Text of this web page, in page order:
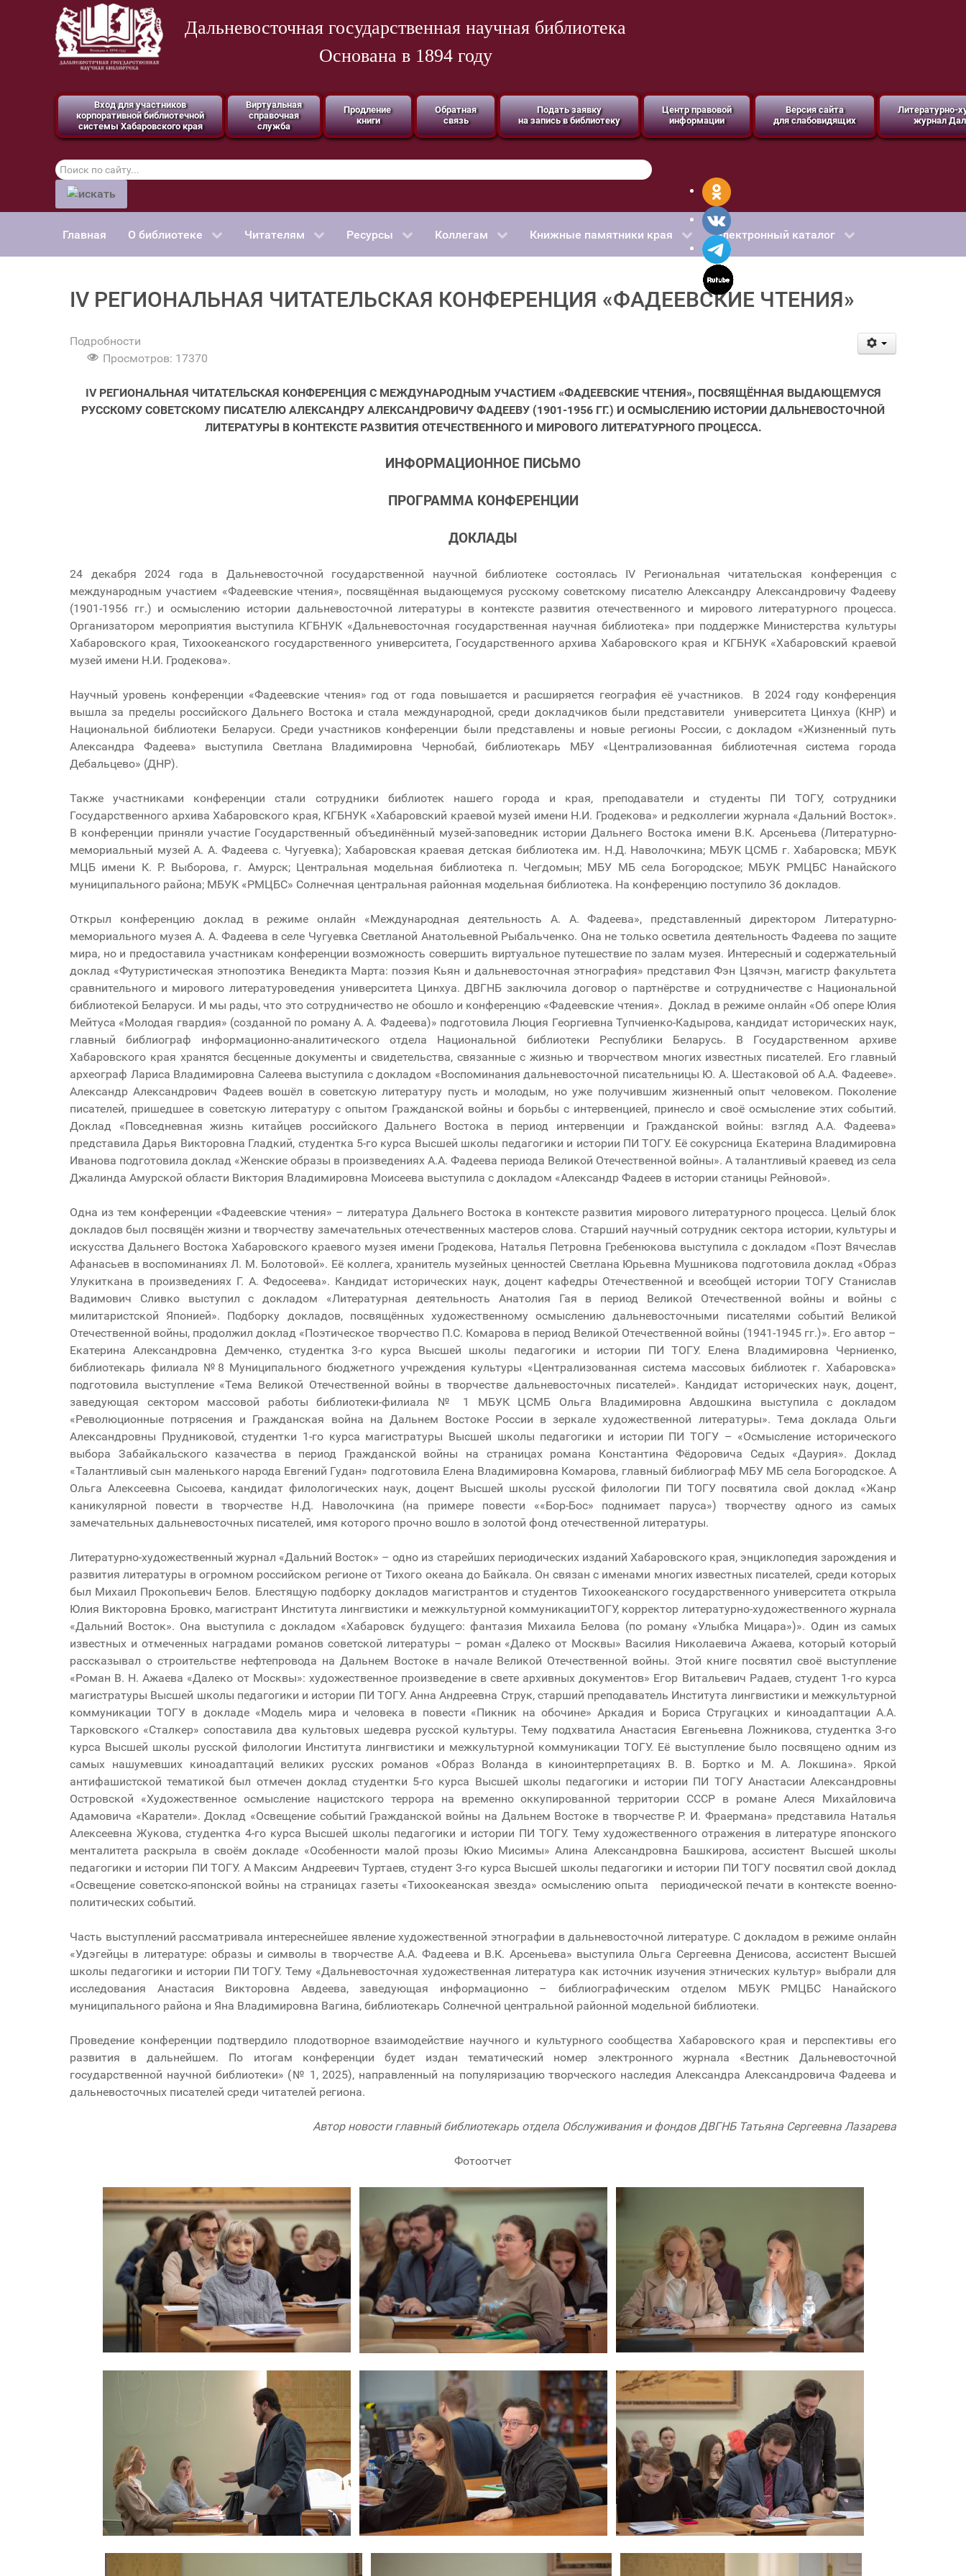
Дальневосточная государственная научная библиотека
Основана в 1894 году
Вход для участников
корпоративной библиотечной
системы Хабаровского края
Виртуальная
справочная
служба
Продление
книги
Обратная
связь
Подать заявку
на запись в библиотеку
Центр правовой
информации
Версия сайта
для слабовидящих
Литературно-
журнал
Поиск
по
сайту
Главная О библиотеке Читателям Ресурсы Коллегам Книжные памятники края Электронный каталог
IV РЕГИОНАЛЬНАЯ ЧИТАТЕЛЬСКАЯ КОНФЕРЕНЦИЯ «ФАДЕЕВСКИЕ ЧТЕНИЯ»
Подробности
Просмотров: 17370
IVРЕГИОНАЛЬНАЯ ЧИТАТЕЛЬСКАЯ КОНФЕРЕНЦИЯ С МЕЖДУНАРОДНЫМ УЧАСТИЕМ «ФАДЕЕВСКИЕ ЧТЕНИЯ», ПОСВЯЩЁННАЯ ВЫДАЮЩЕМУСЯ
РУССКОМУ СОВЕТСКОМУ ПИСАТЕЛЮ АЛЕКСАНДРУ АЛЕКСАНДРОВИЧУ ФАДЕЕВУ (1901-1956 ГГ.) И ОСМЫСЛЕНИЮ ИСТОРИИ ДАЛЬНЕВОСТОЧНОЙ
ЛИТЕРАТУРЫ В КОНТЕКСТЕ РАЗВИТИЯ ОТЕЧЕСТВЕННОГО И МИРОВОГО ЛИТЕРАТУРНОГО ПРОЦЕССА.
ИНФОРМАЦИОННОЕ ПИСЬМО
ПРОГРАММА КОНФЕРЕНЦИИ
ДОКЛАДЫ
24 декабря 2024 года в Дальневосточной государственной научной библиотеке состоялась IV Региональная читательская конференция с
международным участием «Фадеевские чтения», посвящённая выдающемуся русскому советскому писателю Александру Александровичу Фадееву
(1901-1956 гг.) и осмыслению истории дальневосточной литературы в контексте развития отечественного и мирового литературного процесса.
Организатором мероприятия выступила КГБНУК «Дальневосточная государственная научная библиотека» при поддержке Министерства культуры
Хабаровского края, Тихоокеанского государственного университета, Государственного архива Хабаровского края и КГБНУК «Хабаровский краевой
музей имени Н.И. Гродекова».
Научный уровень конференции «Фадеевские чтения» год от года повышается и расширяется география её участников. В 2024 году конференция
вышла за пределы российского Дальнего Востока и стала международной, среди докладчиков были представители университета Цинхуа (КНР) и
Национальной библиотеки Беларуси. Среди участников конференции были представлены и новые регионы России, с докладом «Жизненный путь
Александра Фадеева» выступила Светлана Владимировна Чернобай, библиотекарь МБУ «Централизованная библиотечная система города
Дебальцево» (ДНР).
Также участниками конференции стали сотрудники библиотек нашего города и края, преподаватели и студенты ПИ ТОГУ, сотрудники
Государственного архива Хабаровского края, КГБНУК «Хабаровский краевой музей имени Н.И. Гродекова» и редколлегии журнала «Дальний Восток».
В конференции приняли участие Государственный объединённый музей-заповедник истории Дальнего Востока имени В.К. Арсеньева (Литературно-
мемориальный музей А. А. Фадеева с. Чугуевка); Хабаровская краевая детская библиотека им. Н.Д. Наволочкина; МБУК ЦСМБ г. Хабаровска; МБУК
МЦБ имени К. Р. Выборова, г. Амурск; Центральная модельная библиотека п. Чегдомын; МБУ МБ села Богородское; МБУК РМЦБС Нанайского
муниципального района; МБУК «РМЦБС» Солнечная центральная районная модельная библиотека. На конференцию поступило 36 докладов.
Открыл конференцию доклад в режиме онлайн «Международная деятельность А. А. Фадеева», представленный директором Литературно-
мемориального музея А. А. Фадеева в селе Чугуевка Светланой Анатольевной Рыбальченко. Она не только осветила деятельность Фадеева по защите
мира, но и предоставила участникам конференции возможность совершить виртуальное путешествие по залам музея. Интересный и содержательный
доклад «Футуристическая этнопоэтика Венедикта Марта: поэзия Кьян и дальневосточная этнография» представил Фэн Цзячэн, магистр факультета
сравнительного и мирового литературоведения университета Цинхуа. ДВГНБ заключила договор о партнёрстве и сотрудничестве с Национальной
библиотекой Беларуси. И мы рады, что это сотрудничество не обошло и конференцию «Фадеевские чтения». Доклад в режиме онлайн «Об опере Юлия
Мейтуса «Молодая гвардия» (созданной по роману А. А. Фадеева)» подготовила Люция Георгиевна Тупчиенко-Кадырова, кандидат исторических наук,
главный библиограф информационно-аналитического отдела Национальной библиотеки Республики Беларусь. В Государственном архиве
Хабаровского края хранятся бесценные документы и свидетельства, связанные с жизнью и творчеством многих известных писателей. Его главный
археограф Лариса Владимировна Салеева выступила с докладом «Воспоминания дальневосточной писательницы Ю. А. Шестаковой об А.А. Фадееве».
Александр Александрович Фадеев вошёл в советскую литературу пусть и молодым, но уже получившим жизненный опыт человеком. Поколение
писателей, пришедшее в советскую литературу с опытом Гражданской войны и борьбы с интервенцией, принесло и своё осмысление этих событий.
Доклад «Повседневная жизнь китайцев российского Дальнего Востока в период интервенции и Гражданской войны: взгляд А.А. Фадеева»
представила Дарья Викторовна Гладкий, студентка 5-го курса Высшей школы педагогики и истории ПИ ТОГУ. Её сокурсница Екатерина Владимировна
Иванова подготовила доклад «Женские образы в произведениях А.А. Фадеева периода Великой Отечественной войны». А талантливый краевед из села
Джалинда Амурской области Виктория Владимировна Моисеева выступила с докладом «Александр Фадеев в истории станицы Рейновой».
Одна из тем конференции «Фадеевские чтения» – литература Дальнего Востока в контексте развития мирового литературного процесса. Целый блок
докладов был посвящён жизни и творчеству замечательных отечественных мастеров слова. Старший научный сотрудник сектора истории, культуры и
искусства Дальнего Востока Хабаровского краевого музея имени Гродекова, Наталья Петровна Гребенюкова выступила с докладом «Поэт Вячеслав
Афанасьев в воспоминаниях Л. М. Болотовой». Её коллега, хранитель музейных ценностей Светлана Юрьевна Мушникова подготовила доклад «Образ
Улукиткана в произведениях Г. А. Федосеева». Кандидат исторических наук, доцент кафедры Отечественной и всеобщей истории ТОГУ Станислав
Вадимович Сливко выступил с докладом «Литературная деятельность Анатолия Гая в период Великой Отечественной войны и войны с
милитаристской Японией». Подборку докладов, посвящённых художественному осмыслению дальневосточными писателями событий Великой
Отечественной войны, продолжил доклад «Поэтическое творчество П.С. Комарова в период Великой Отечественной войны (1941-1945 гг.)». Его автор –
Екатерина Александровна Демченко, студентка 3-го курса Высшей школы педагогики и истории ПИ ТОГУ. Елена Владимировна Черниенко,
библиотекарь филиала №8 Муниципального бюджетного учреждения культуры «Централизованная система массовых библиотек г. Хабаровска»
подготовила выступление «Тема Великой Отечественной войны в творчестве дальневосточных писателей». Кандидат исторических наук, доцент,
заведующая сектором массовой работы библиотеки-филиала № 1 МБУК ЦСМБ Ольга Владимировна Авдошкина выступила с докладом
«Революционные потрясения и Гражданская война на Дальнем Востоке России в зеркале художественной литературы». Тема доклада Ольги
Александровны Прудниковой, студентки 1-го курса магистратуры Высшей школы педагогики и истории ПИ ТОГУ – «Осмысление исторического
выбора Забайкальского казачества в период Гражданской войны на страницах романа Константина Фёдоровича Седых «Даурия». Доклад
«Талантливый сын маленького народа Евгений Гудан» подготовила Елена Владимировна Комарова, главный библиограф МБУ МБ села Богородское. А
Ольга Алексеевна Сысоева, кандидат филологических наук, доцент Высшей школы русской филологии ПИ ТОГУ посвятила свой доклад «Жанр
каникулярной повести в творчестве Н.Д. Наволочкина (на примере повести ««Бор-Бос» поднимает паруса») творчеству одного из самых
замечательных дальневосточных писателей, имя которого прочно вошло в золотой фонд отечественной литературы.
Литературно-художественный журнал «Дальний Восток» – одно из старейших периодических изданий Хабаровского края, энциклопедия зарождения и
развития литературы в огромном российском регионе от Тихого океана до Байкала. Он связан с именами многих известных писателей, среди которых
был Михаил Прокопьевич Белов. Блестящую подборку докладов магистрантов и студентов Тихоокеанского государственного университета открыла
Юлия Викторовна Бровко, магистрант Института лингвистики и межкультурной коммуникацииТОГУ, корректор литературно-художественного журнала
«Дальний Восток». Она выступила с докладом «Хабаровск будущего: фантазия Михаила Белова (по роману «Улыбка Мицара»)». Один из самых
известных и отмеченных наградами романов советской литературы – роман «Далеко от Москвы» Василия Николаевича Ажаева, который который
рассказывал о строительстве нефтепровода на Дальнем Востоке в начале Великой Отечественной войны. Этой книге посвятил своё выступление
«Роман В. Н. Ажаева «Далеко от Москвы»: художественное произведение в свете архивных документов» Егор Витальевич Радаев, студент 1-го курса
магистратуры Высшей школы педагогики и истории ПИ ТОГУ. Анна Андреевна Струк, старший преподаватель Института лингвистики и межкультурной
коммуникации ТОГУ в докладе «Модель мира и человека в повести «Пикник на обочине» Аркадия и Бориса Стругацких и киноадаптации А.А.
Тарковского «Сталкер» сопоставила два культовых шедевра русской культуры. Тему подхватила Анастасия Евгеньевна Ложникова, студентка 3-го
курса Высшей школы русской филологии Института лингвистики и межкультурной коммуникации ТОГУ. Её выступление было посвящено одним из
самых нашумевших киноадаптаций великих русских романов «Образ Воланда в киноинтерпретациях В. В. Бортко и М. А. Локшина». Яркой
антифашистской тематикой был отмечен доклад студентки 5-го курса Высшей школы педагогики и истории ПИ ТОГУ Анастасии Александровны
Островской «Художественное осмысление нацистского террора на временно оккупированной территории СССР в романе Алеся Михайловича
Адамовича «Каратели». Доклад «Освещение событий Гражданской войны на Дальнем Востоке в творчестве Р. И. Фраермана» представила Наталья
Алексеевна Жукова, студентка 4-го курса Высшей школы педагогики и истории ПИ ТОГУ. Тему художественного отражения в литературе японского
менталитета раскрыла в своём докладе «Особенности малой прозы Юкио Мисимы» Алина Александровна Башкирова, ассистент Высшей школы
педагогики и истории ПИ ТОГУ. А Максим Андреевич Туртаев, студент 3-го курса Высшей школы педагогики и истории ПИ ТОГУ посвятил свой доклад
«Освещение советско-японской войны на страницах газеты «Тихоокеанская звезда» осмыслению опыта периодической печати в контексте военно-
политических событий.
Часть выступлений рассматривала интереснейшее явление художественной этнографии в дальневосточной литературе. С докладом в режиме онлайн
«Удэгейцы в литературе: образы и символы в творчестве А.А. Фадеева и В.К. Арсеньева» выступила Ольга Сергеевна Денисова, ассистент Высшей
школы педагогики и истории ПИ ТОГУ. Тему «Дальневосточная художественная литература как источник изучения этнических культур» выбрали для
исследования Анастасия Викторовна Авдеева, заведующая информационно – библиографическим отделом МБУК РМЦБС Нанайского
муниципального района и Яна Владимировна Вагина, библиотекарь Солнечной центральной районной модельной библиотеки.
Проведение конференции подтвердило плодотворное взаимодействие научного и культурного сообщества Хабаровского края и перспективы его
развития в дальнейшем. По итогам конференции будет издан тематический номер электронного журнала «Вестник Дальневосточной
государственной научной библиотеки» (№ 1, 2025), направленный на популяризацию творческого наследия Александра Александровича Фадеева и
дальневосточных писателей среди читателей региона.
Автор новости главный библиотекарь отдела Обслуживания и фондов ДВГНБ Татьяна Сергеевна Лазарева
Фотоотчет